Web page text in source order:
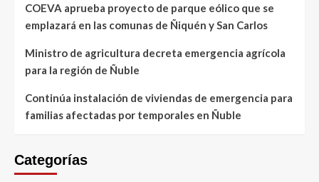
COEVA aprueba proyecto de parque eólico que se
emplazará en las comunas de Ñiquén y San Carlos
Ministro de agricultura decreta emergencia agrícola
para la región de Ñuble
Continúa instalación de viviendas de emergencia para
familias afectadas por temporales en Ñuble
Categorías